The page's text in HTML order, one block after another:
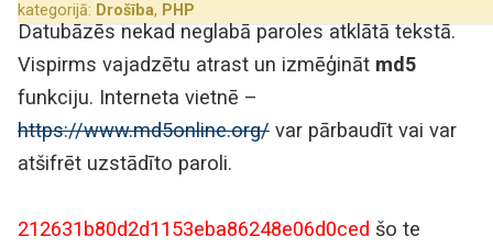
kategorijā: Drošība, PHP
Datubāzēs nekad neglabā paroles atklātā tekstā.
Vispirms vajadzētu atrast un izmēģināt md5
funkciju. Interneta vietnē –
https://www.md5online.org/ var pārbaudīt vai var
atšifrēt uzstādīto paroli.
212631b80d2d1153eba86248e06d0ced šo te